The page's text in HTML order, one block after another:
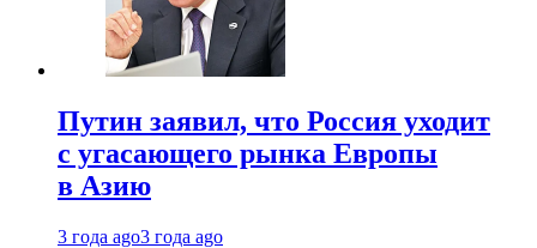
Путин заявил, что Россия уходит
с угасающего рынка Европы
в Азию
3 года ago3 года ago